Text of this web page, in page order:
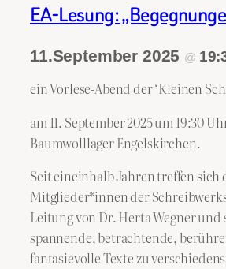
EA-Lesung:
11.September 2025 @
ein Vorlese-Abend der ‘Kleinen
am 11. September 2025 um 19:30
Baumwolllager Engelskirchen.
Seit eineinhalb Jahren treffen sich
Mitglieder*innen der
Leitung von Dr. Herta Wegner und
spannende, betrachtende,
fantasievolle Texte zu